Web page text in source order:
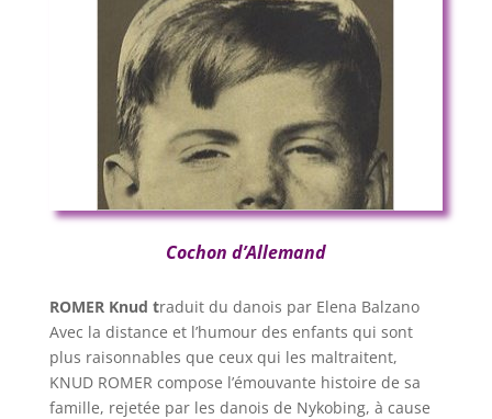
Cochon d’Allemand
ROMER Knud traduit du danois par Elena Balzano
Avec la distance et l’humour des enfants qui sont
plus raisonnables que ceux qui les maltraitent,
KNUD ROMER compose l’émouvante histoire de sa
famille, rejetée par les danois de Nykobing, à cause